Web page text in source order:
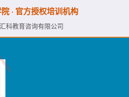
· 官方授权培训机构
科教育咨询有限公司